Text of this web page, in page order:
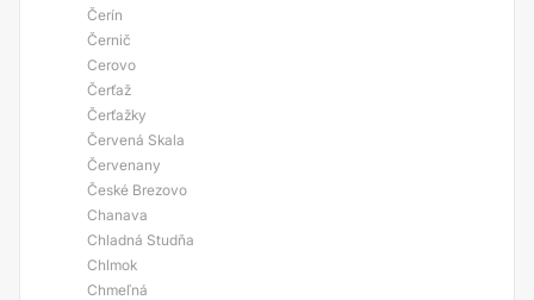
Čerín
Černič
Cerovo
Čerťaž
Čerťažky
Červená Skala
Červenany
České Brezovo
Chanava
Chladná Studňa
Chlmok
Chmeľná